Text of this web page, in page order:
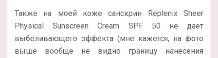
Также на моей коже санскрин Replenix Sheer
Physical Sunscreen Cream SPF 50 не дает
выбеливающего эффекта (мне кажется, на фото
выше вообще не видно границу нанесения